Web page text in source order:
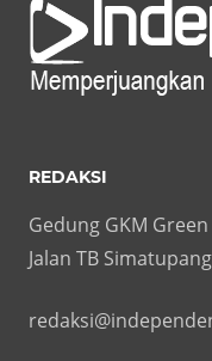
REDAKSI
Gedung GKM
Jalan TB